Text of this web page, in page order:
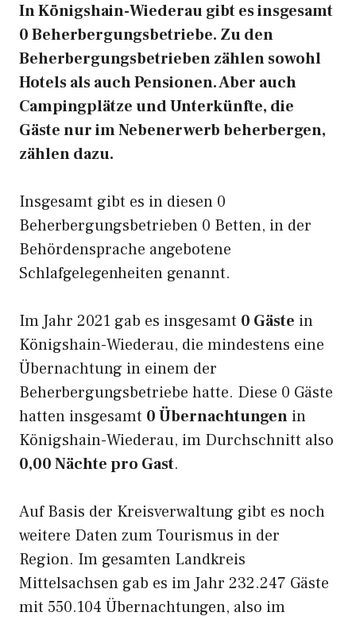
In Königshain-Wiederau gibt es insgesamt
0 Beherbergungsbetriebe. Zu den
Beherbergungsbetrieben zählen sowohl
Hotels als auch Pensionen. Aber auch
Campingplätze und Unterkünfte, die
Gäste nur im Nebenerwerb beherbergen,
zählen dazu.
Insgesamt gibt es in diesen 0
Beherbergungsbetrieben 0 Betten, in der
Behördensprache angebotene
Schlafgelegenheiten genannt.
Im Jahr 2021 gab es insgesamt 0 Gäste in
Königshain-Wiederau, die mindestens eine
Übernachtung in einem der
Beherbergungsbetriebe hatte. Diese 0 Gäste
hatten insgesamt 0 Übernachtungen in
Königshain-Wiederau, im Durchschnitt also
0,00 Nächte pro Gast.
Auf Basis der Kreisverwaltung gibt es noch
weitere Daten zum Tourismus in der
Region. Im gesamten Landkreis
Mittelsachsen gab es im Jahr 232.247 Gäste
mit 550.104 Übernachtungen, also im